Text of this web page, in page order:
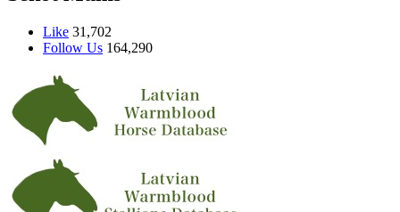
Like 31,702
Follow Us 164,290